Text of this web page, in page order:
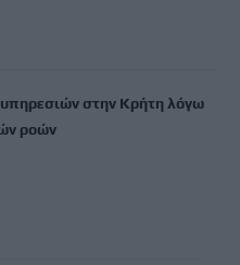
στην Κρήτη λόγω
ροών